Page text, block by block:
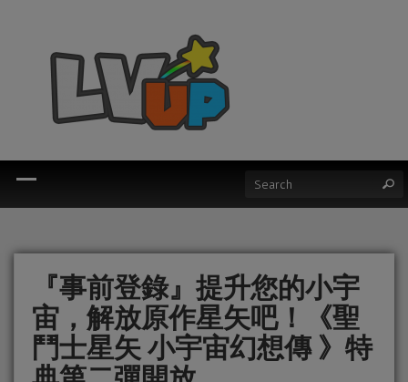
『事前登錄』提升您的小宇
宙，解放原作星矢吧！《聖
鬥士星矢 小宇宙幻想傳 》特